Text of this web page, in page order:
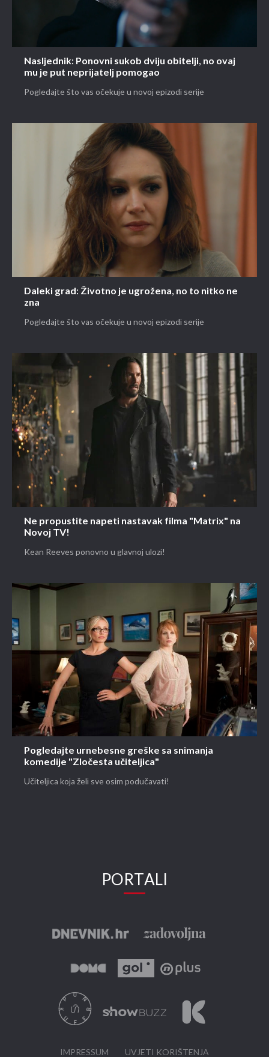
Nasljednik: Ponovni sukob dviju obitelji, no ovaj
mu je put neprijatelj pomogao
Pogledajte što vas očekuje u novoj epizodi serije
Daleki grad: Životno je ugrožena, no to nitko ne
zna
Pogledajte što vas očekuje u novoj epizodi serije
Ne propustite napeti nastavak filma "Matrix" na
Novoj TV!
Kean Reeves ponovno u glavnoj ulozi!
Pogledajte urnebesne greške sa snimanja
komedije "Zločesta učiteljica"
Učiteljica koja želi sve osim podučavati!
PORTALI
IMPRESSUM UVJETI KORIŠTENJA